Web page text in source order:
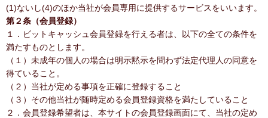
(1)ないし(4)のほか当社が会員専用に提供するサービスをいいます。
第２条（会員登録）
１．ビットキャッシュ会員登録を行える者は、以下の全ての条件を
満たすものとします。
（１）未成年の個人の場合は明示黙示を問わず法定代理人の同意を
得ていること。
（２）当社が定める事項を正確に登録すること
（３）その他当社が随時定める会員登録資格を満たしていること
２．会員登録希望者は、本サイトの会員登録画面にて、当社の定め